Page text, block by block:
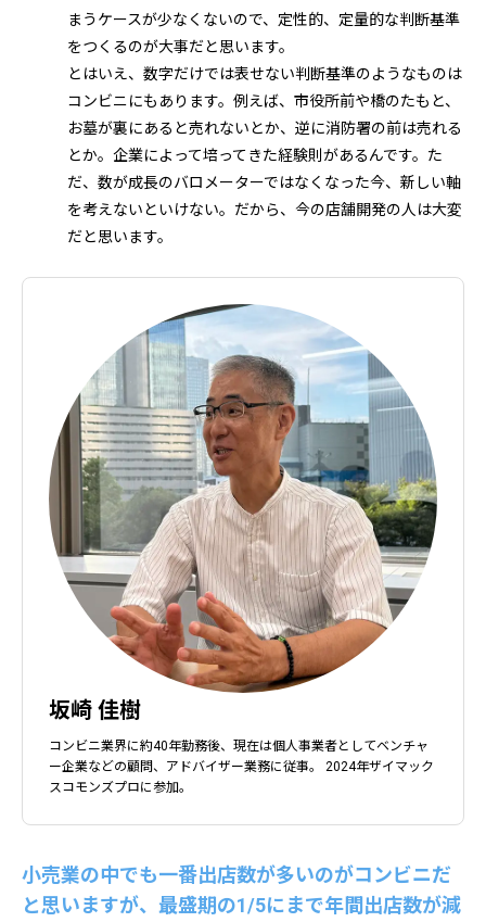
まうケースが少なくないので、定性的、定量的な判断基準
をつくるのが大事だと思います。
とはいえ、数字だけでは表せない判断基準のようなものは
コンビニにもあります。例えば、市役所前や橋のたもと、
お墓が裏にあると売れないとか、逆に消防署の前は売れる
とか。企業によって培ってきた経験則があるんです。た
だ、数が成長のバロメーターではなくなった今、新しい軸
を考えないといけない。だから、今の店舗開発の人は大変
だと思います。
坂崎 佳樹
コンビニ業界に約40年勤務後、現在は個人事業者としてベンチャ
ー企業などの顧問、アドバイザー業務に従事。 2024年ザイマック
スコモンズプロに参加。
小売業の中でも一番出店数が多いのがコンビニだ
と思いますが、最盛期の1/5にまで年間出店数が減